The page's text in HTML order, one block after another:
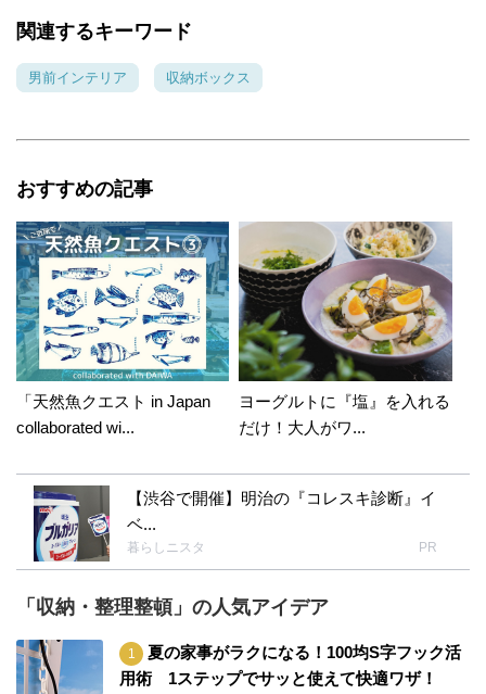
関連するキーワード
男前インテリア 収納ボックス
おすすめの記事
「天然魚クエスト in Japan
collaborated wi...
ヨーグルトに『塩』を入れる
だけ！大人がワ...
【渋谷で開催】明治の『コレスキ診断』イ
ベ...
暮らしニスタ PR
「収納・整理整頓」の人気アイデア
夏の家事がラクになる！100均S字フック活
用術 1ステップでサッと使えて快適ワザ！